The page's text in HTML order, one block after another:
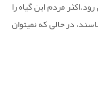
مردم این گیاه را
در حالی که نمیتوان